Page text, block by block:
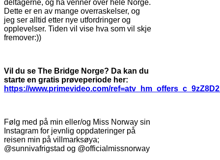
deltagerne, og ha venner over hele Norge.
Dette er en av mange overraskelser, og
jeg ser alltid etter nye utfordringer og
opplevelser. Tiden vil vise hva som vil skje
fremover:))
Vil du se The Bridge Norge? Da kan du
starte en gratis prøveperiode her:
https://www.primevideo.com/
Følg med på min eller/og Miss Norway sin
Instagram for jevnlig oppdateringer på
reisen min på villmarksøya;
@sunnivafrigstad og @officialmissnorway